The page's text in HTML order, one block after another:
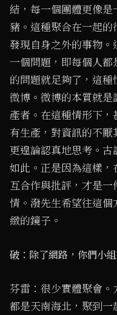
結，每一個團體更像
豬。這種聚合在一起
發現自身之外的事物
一個問題，即每個人
的問題就足夠了，這
微博。微博的本質就
產者。在這種情形下
有生產，對資訊的不厭
更遑論認真地思考。
如此。正是因為這樣
互合作與批評，才是
情。潑先生希望往這
緻的鏡子。
破：除了網路，你們小
芬雷：很少實體聚會
都是天南海北，聚到